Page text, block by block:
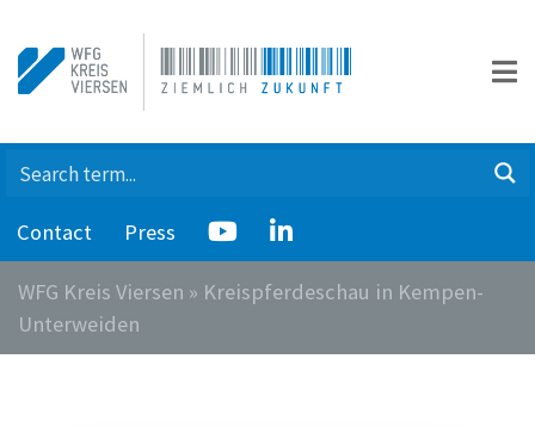
Contact Press
WFG Kreis Viersen » Kreispferdeschau in Kempen-
Unterweiden